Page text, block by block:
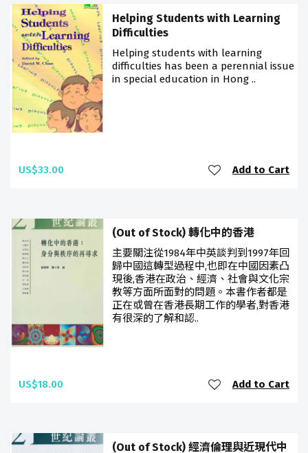
Helping Students with Learning
Difficulties
Helping students with learning
difficulties has been a perennial issue
in special education in Hong ..
US$33.00 Add to Cart
(Out of Stock) 轉化中的香港
主要關注從1984年中英談判到1997年回
歸中國這轉型過程中,也即在中國因素凸
現後,香港在政治、經濟、社會與文化宗
教等方面所面對的問題。本書作者都是
正在或曾在香港長期工作的學者,對香港
有很深的了解和認..
US$18.00 Add to Cart
(Out of Stock) 經濟倫理與近現代中